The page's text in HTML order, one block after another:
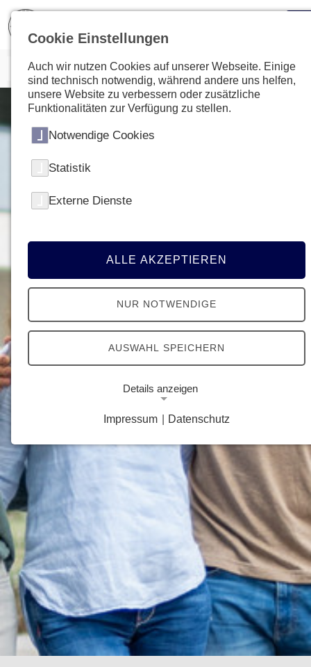
Cookie Einstellungen
Auch wir nutzen Cookies auf unserer Webseite. Einige
sind technisch notwendig, während andere uns helfen,
unsere Website zu verbessern oder zusätzliche
Funktionalitäten zur Verfügung zu stellen.
Notwendige Cookies
Statistik
Externe Dienste
ALLE AKZEPTIEREN
NUR NOTWENDIGE
AUSWAHL SPEICHERN
Details anzeigen
Notwendige Cookies ermöglichen grundlegende
Funktionen und sind für die einwandfreie Funktion
Google Analytics Opt-Out-Cookie
Name:
gaOptout
Zweck:
Dieser Cookie speichert die gewählte
Einverständnisoption bezüglich Google Analytics
Opt-Out
Cookie Laufzeit:
Impressum Datenschutz